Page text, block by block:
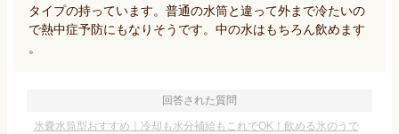
タイプの持っています。普通の水筒と違って外まで冷たいの
で熱中症予防にもなりそうです。中の水はもちろん飲めます
。
回答された質問
氷嚢水筒型おすすめ｜冷却も水分補給もこれでOK！飲める氷のうで